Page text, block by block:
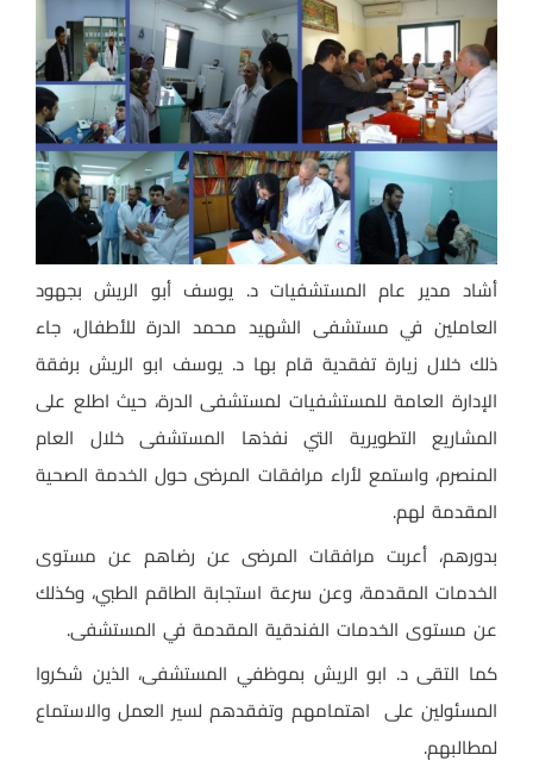
أشاد مدير عام المستشفيات د. يوسف أبو الريش بجهود
العاملين في مستشفى الشهيد محمد الدرة للأطفال، جاء
ذلك خلال زيارة تفقدية قام بها د. يوسف ابو الريش برفقة
الإدارة العامة للمستشفيات لمستشفى الدرة، حيث اطلع على
المشاريع التطويرية التي نفذها المستشفى خلال العام
المنصرم، واستمع لأراء مرافقات المرضى حول الخدمة الصحية
المقدمة لهم.
بدورهم، أعربت مرافقات المرضى عن رضاهم عن مستوى
الخدمات المقدمة، وعن سرعة استجابة الطاقم الطبي، وكذلك
عن مستوى الخدمات الفندقية المقدمة في المستشفى.
كما التقى د. ابو الريش بموظفي المستشفى، الذين شكروا
المسئولين على اهتمامهم وتفقدهم لسير العمل والاستماع
لمطالبهم.